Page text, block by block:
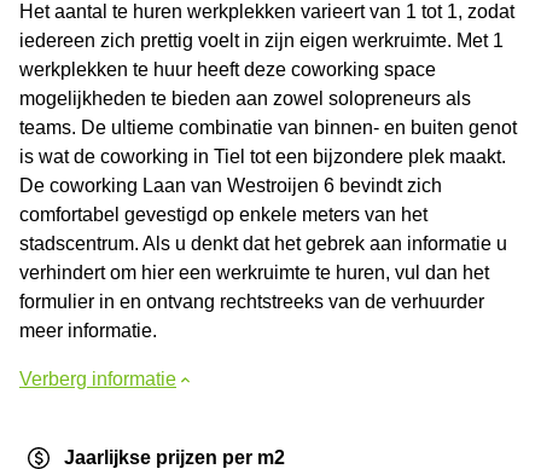
Het aantal te huren werkplekken varieert van 1 tot 1, zodat
iedereen zich prettig voelt in zijn eigen werkruimte. Met 1
werkplekken te huur heeft deze coworking space
mogelijkheden te bieden aan zowel solopreneurs als
teams. De ultieme combinatie van binnen- en buiten genot
is wat de coworking in Tiel tot een bijzondere plek maakt.
De coworking Laan van Westroijen 6 bevindt zich
comfortabel gevestigd op enkele meters van het
stadscentrum. Als u denkt dat het gebrek aan informatie u
verhindert om hier een werkruimte te huren, vul dan het
formulier in en ontvang rechtstreeks van de verhuurder
meer informatie.
Verberg informatie
Jaarlijkse prijzen per m2